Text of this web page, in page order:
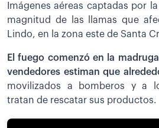
Imágenes aéreas captadas por
magnitud de las llamas que
Lindo, en la zona este de Santa
El fuego comenzó en la
vendedores estiman que
movilizados a bomberos y a
tratan de rescatar sus productos.